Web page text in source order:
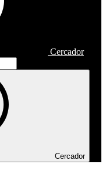
Cercador
Cercador